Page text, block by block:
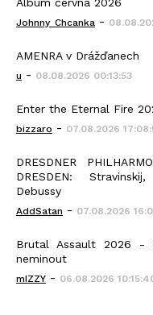
Johnny_Chcanka -
AMENRA v Drážďanech
u - 08.08.2026 00:13:53
Enter the Eternal Fire
bizzaro - 07.08.2026
DRESDNER
DRESDEN:
Debussy
AddSatan - 07.08.2026
Brutal Assault 2026
neminout
mIZZY - 06.08.2026